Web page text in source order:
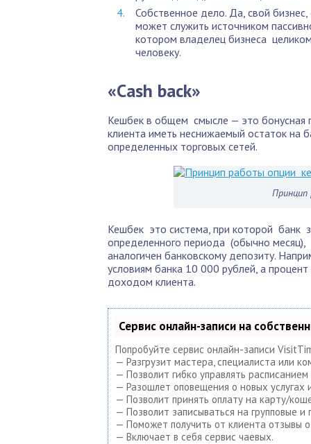
Собственное дело. Да, свой
может служить источником
котором владелец бизнеса
человеку.
«Cash back»
Кешбек в общем смысле — это бонусная
клиента иметь неснижаемый остаток на
определенных торговых сетей.
Кешбек это система, при которой банк
определенного периода (обычно месяц),
аналогичен банковскому депозиту.
условиям банка 10 000 рублей, а
доходом клиента.
Сервис онлайн-записи на
Попробуйте сервис онлайн-записи
— Разгрузит мастера, специалиста или
— Позволит гибко управлять расписанием
— Разошлет оповещения о новых услугах
— Позволит принять оплату на карту/
— Позволит записываться на групповые
— Поможет получить от клиента отзывы
— Включает в себя сервис чаевых.